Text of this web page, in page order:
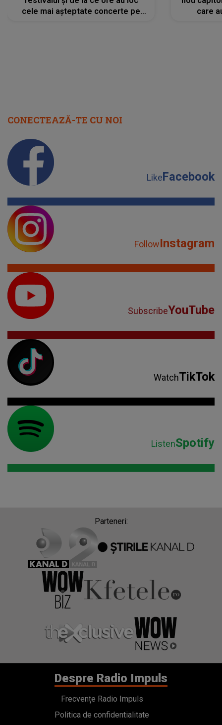
cele mai așteptate concerte pe
care
CONECTEAZĂ-TE CU NOI
LikeFacebook
FollowInstagram
SubscribeYouTube
WatchTikTok
ListenSpotify
Parteneri:
Despre Radio Impuls
Frecvențe Radio Impuls
Politica de confidentialitate